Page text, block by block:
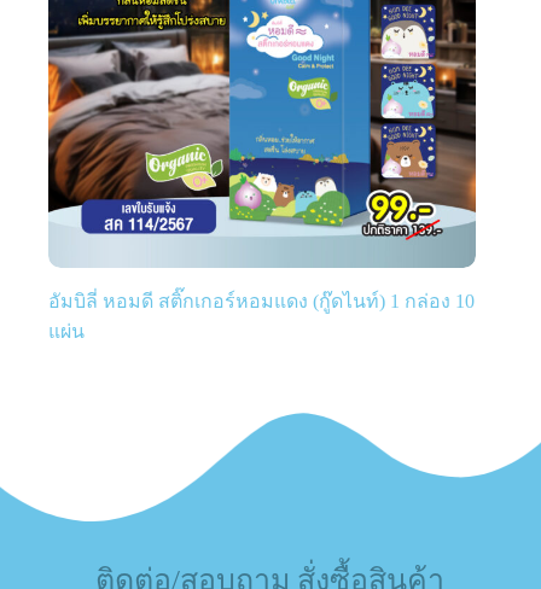
อัมบิลี่ หอมดี สติ๊กเกอร์หอมแดง (กู๊ดไนท์) 1 กล่อง 10
แผ่น
ติดต่อ/สอบถาม สั่งซื้อสินค้า